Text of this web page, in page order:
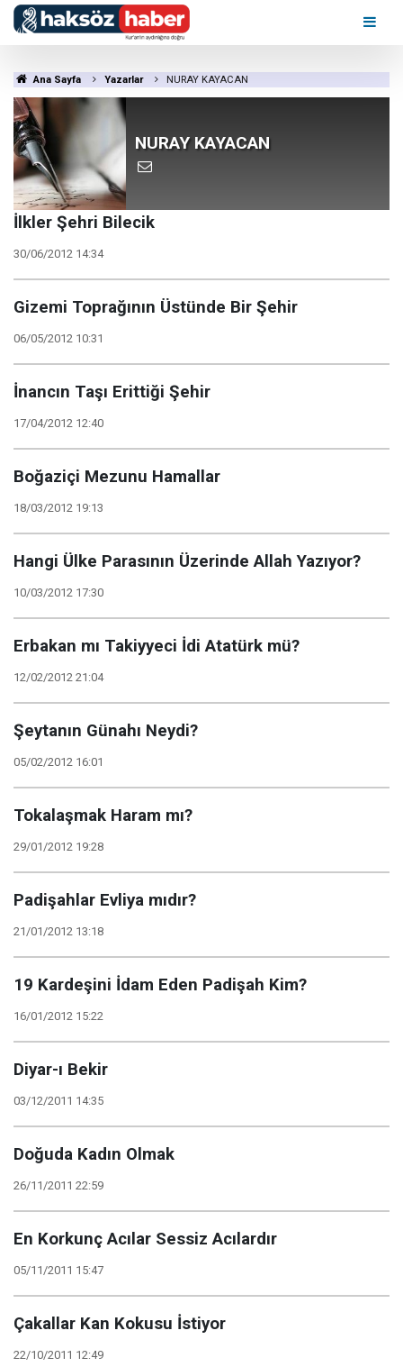
Ana Sayfa Yazarlar NURAY KAYACAN
NURAY KAYACAN
İlkler Şehri Bilecik
30/06/2012 14:34
Gizemi Toprağının Üstünde Bir Şehir
06/05/2012 10:31
İnancın Taşı Erittiği Şehir
17/04/2012 12:40
Boğaziçi Mezunu Hamallar
18/03/2012 19:13
Hangi Ülke Parasının Üzerinde Allah Yazıyor?
10/03/2012 17:30
Erbakan mı Takiyyeci İdi Atatürk mü?
12/02/2012 21:04
Şeytanın Günahı Neydi?
05/02/2012 16:01
Tokalaşmak Haram mı?
29/01/2012 19:28
Padişahlar Evliya mıdır?
21/01/2012 13:18
19 Kardeşini İdam Eden Padişah Kim?
16/01/2012 15:22
Diyar-ı Bekir
03/12/2011 14:35
Doğuda Kadın Olmak
26/11/2011 22:59
En Korkunç Acılar Sessiz Acılardır
05/11/2011 15:47
Çakallar Kan Kokusu İstiyor
22/10/2011 12:49